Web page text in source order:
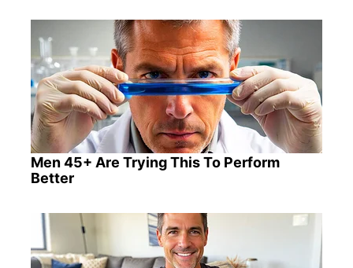
Men 45+ Are Trying This To Perform
Better